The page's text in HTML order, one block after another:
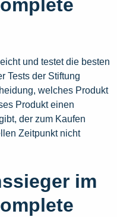
und testet die besten
Tests der Stiftung
welches Produkt
Produkt einen
der zum Kaufen
Zeitpunkt nicht
im